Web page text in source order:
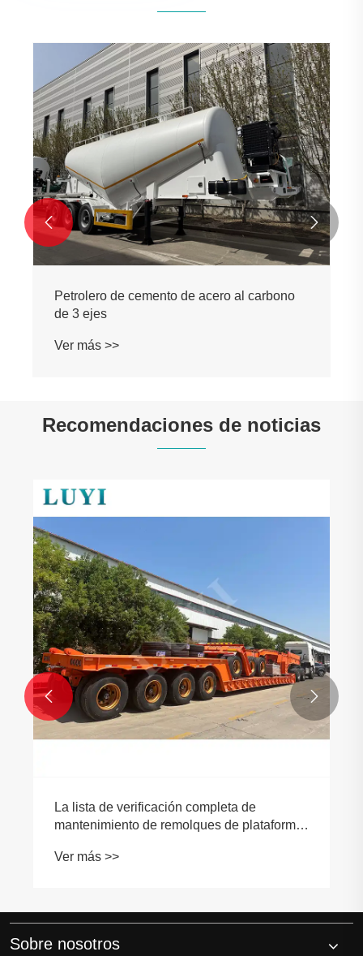
Petrolero de cemento de acero al carbono
de 3 ejes
Ver más >>
 
Recomendaciones de noticias
La lista de verificación completa de
mantenimiento de remolques de plataforma
Ver más >>
 
Sobre nosotros